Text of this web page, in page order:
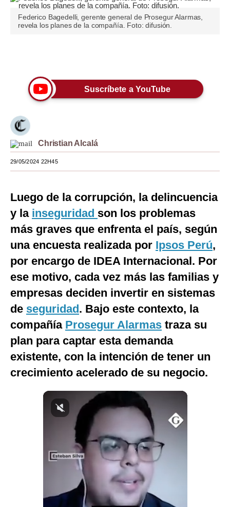
Editorial
Pregunta de hoy
Lujo
Moda
Estilos
Mundo
México
España
Internacional
Club del Suscriptor
Mix
G de Gestión
Notas Contratadas
Podcast
Gestión TV
Federico Bagedelli, gerente general de Prosegur Alarmas,
revela los planes de la compañía. Foto: difusión.
Suscríbete a YouTube
Christian Alcalá
29/05/2024 22H45
Luego de la corrupción, la delincuencia
y la inseguridad son los problemas
más graves que enfrenta el país, según
una encuesta realizada por Ipsos Perú,
por encargo de IDEA Internacional. Por
ese motivo, cada vez más las familias y
empresas deciden invertir en sistemas
de seguridad. Bajo este contexto, la
compañía Prosegur Alarmas traza su
plan para captar esta demanda
existente, con la intención de tener un
crecimiento acelerado de su negocio.